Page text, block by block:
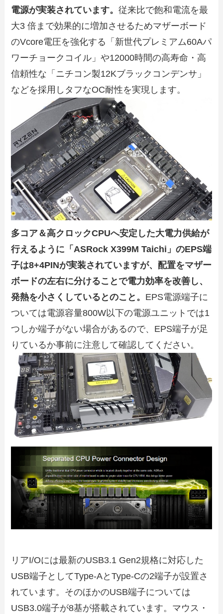
電源が実装されています。従来比で飽和電流を最
大3 倍まで効果的に増加させるためマザーボード
のVcore電圧を強化する「新世代プレミアム60Aパ
ワーチョークコイル」や12000時間の高寿命・高
信頼性な「ニチコン製12Kブラックコンデンサ」
などを採用しタフなOC耐性を実現します。
多コア＆高クロックCPUへ安定した大電力供給が
行えるように「ASRock X399M Taichi」のEPS端
子は8+4PINが実装されていますが、配置をマザー
ボードの左右に分けることで電力効率を改善し、
発熱を小さくしているとのこと。 EPS電源端子に
ついては電源容量800W以下の電源ユニットでは1
つしか端子がない場合があるので、EPS端子が足
りているか事前に注意して確認してください。
リアI/Oには最新のUSB3.1 Gen2規格に対応した
USB端子としてType-AとType-Cの2端子が設置さ
れています。そのほかのUSB端子については
USB3.0端子が8基が搭載されています。マウス・